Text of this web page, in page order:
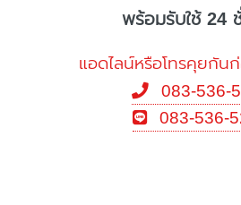
พร้อมรับใช้ 24
แอดไลน์หรือโทรคุยกัน
083-536-
083-536-